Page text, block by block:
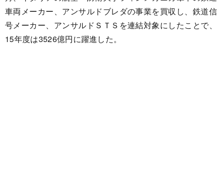
車両メーカー、アンサルドブレダの事業を買収し、鉄道信
号メーカー、アンサルドＳＴＳを連結対象にしたことで、
15年度は3526億円に躍進した。